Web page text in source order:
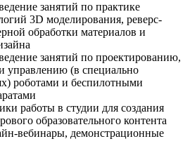
занятий по практике
3D моделирования, реверс-
обработки материалов и
занятий по проектированию,
управлению (в специально
роботами и беспилотными
работы в студии для создания
образовательного контента
вебинары, демонстрационные